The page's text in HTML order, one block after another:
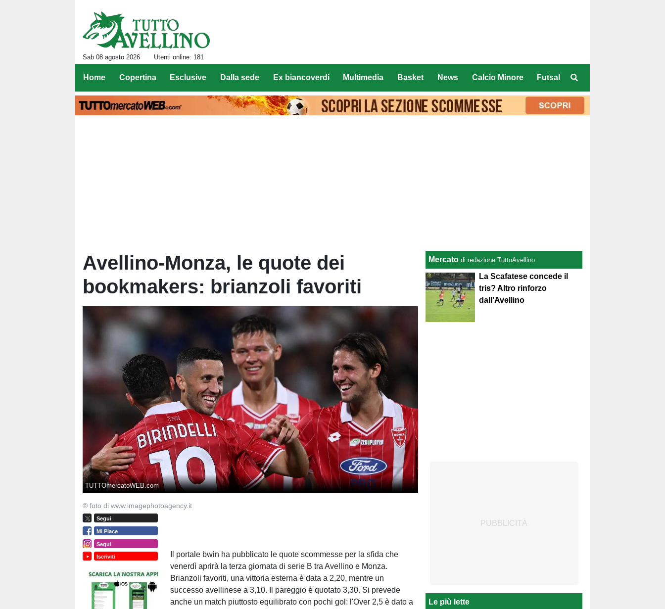
Sab 08 agosto 2026 Utenti online: 181
Home Copertina Esclusive Dalla sede Ex biancoverdi Multimedia Basket News Calcio Minore Futsal
Avellino-Monza, le quote dei
bookmakers: brianzoli favoriti
TUTTOmercatoWEB.com
© foto di www.imagephotoagency.it
Segui
Mi Piace
Segui
Iscriviti
Il portale bwin ha pubblicato le quote scommesse per la sfida che
venerdì aprirà la terza giornata di serie B tra Avellino e Monza.
Brianzoli favoriti, una vittoria esterna è data a 2,20, mentre un
successo avellinese a 3,10. Il pareggio è quotato 3,30. Si prevede
anche un match piuttosto equilibrato con pochi gol: l'Over 2,5 è dato a
Mercato di redazione TuttoAvellino
La Scafatese concede il
tris? Altro rinforzo
dall'Avellino
Le più lette